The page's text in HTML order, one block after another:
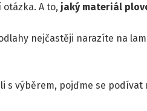
A to, jaký materiál
nejčastěji narazíte na
s výběrem, pojďme se